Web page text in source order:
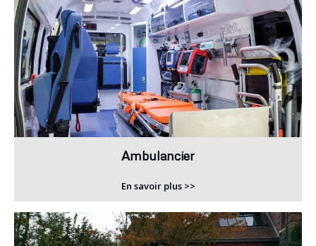
Ambulancier
En savoir plus >>